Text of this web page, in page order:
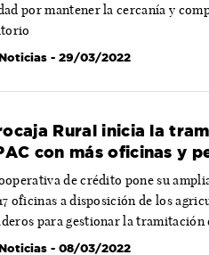
por mantener la cercanía y
- 29/03/2022
Rural inicia la
con más oficinas y
de crédito pone su
oficinas a disposición de los
para gestionar la tramitación
- 08/03/2022